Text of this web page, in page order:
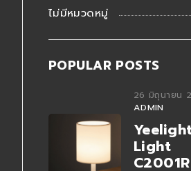
ไม่มีหมวดหมู่
POPULAR POSTS
26 มิถุนายน
ADMIN
Light